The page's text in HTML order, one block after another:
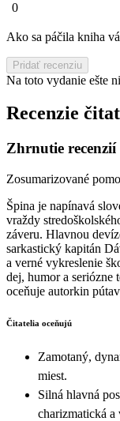
0
Ako sa páčila kniha
Pridať recenziu
Na toto vydanie ešte
Recenzie
Zhrnutie recenzií
Zosumarizované
Špina je napínavá
vraždy
záveru. Hlavnou
sarkastický kapitán
a verné vykreslenie
dej, humor a
oceňuje autorkin
Čitatelia oceňujú
Zamotaný,
miest.
Silná hlavná
charizmatická a